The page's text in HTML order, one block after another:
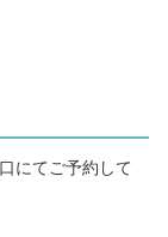
にてご予約して